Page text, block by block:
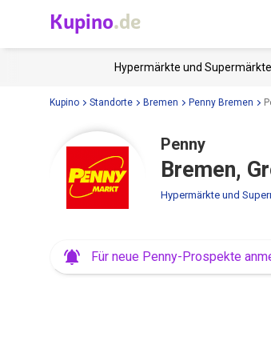
Kupino.de
Hypermärkte und Supermärkte
Kupino Standorte Bremen Penny Bremen
Penny
Bremen,
Hypermärkte und
Für neue Penny-Prospekte